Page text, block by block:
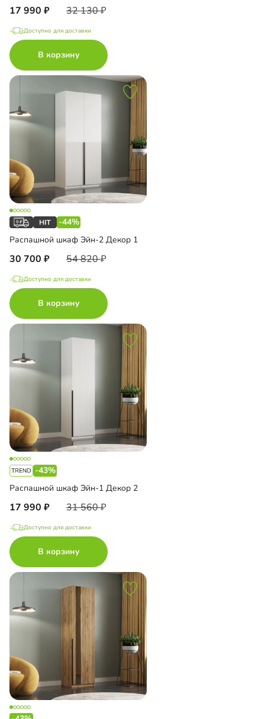
17 990 32 130
Доступно для доставки
В корзину
-44%
Распашной шкаф Эйн-2 Декор 1
30 700 54 820
Доступно для доставки
В корзину
-43%
Распашной шкаф Эйн-1 Декор 2
17 990 31 560
Доступно для доставки
В корзину